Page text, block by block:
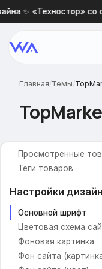
✨ «Техностор» со
Главная/Темы/
Модификации
Включить
В сравнение
Выпадающая
Просмотренные
Теги товаров
Настройки
Основной шрифт
Цветовая схема
Фоновая картинка
Фон сайта